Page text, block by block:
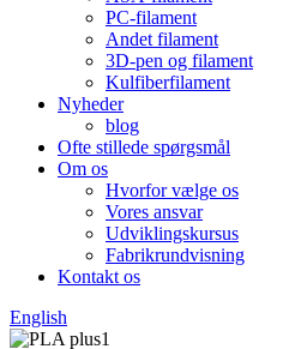
PC-filament
Andet filament
3D-pen og filament
Kulfiberfilament
Nyheder
blog
Ofte stillede spørgsmål
Om os
Hvorfor vælge os
Vores ansvar
Udviklingskursus
Fabrikrundvisning
Kontakt os
English